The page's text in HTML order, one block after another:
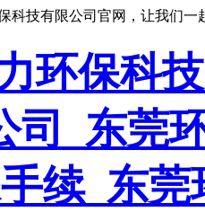
科技有限公司官网，让我们